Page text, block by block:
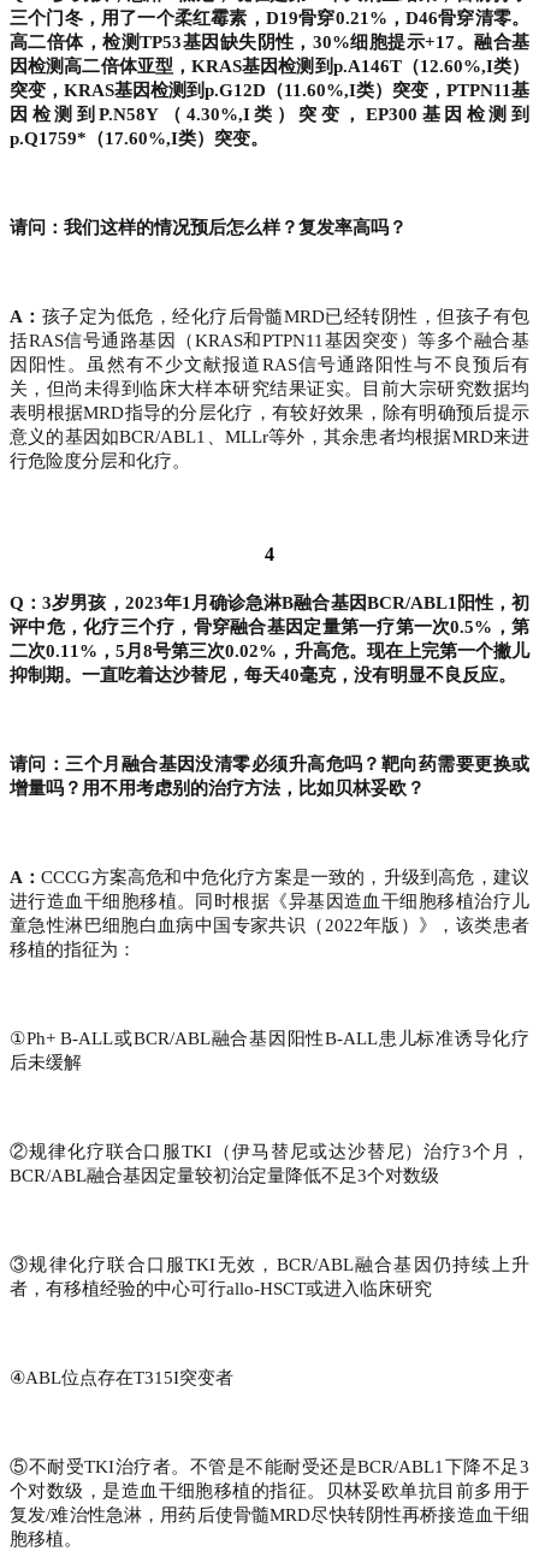
三个门冬，用了一个柔红霉素，D19骨穿0.21%，D46骨穿清零。
高二倍体，检测TP53基因缺失阴性，30%细胞提示+17。融合基
因检测高二倍体亚型，KRAS基因检测到p.A146T（12.60%,I类）
突变，KRAS基因检测到p.G12D（11.60%,I类）突变，PTPN11基
因检测到P.N58Y（4.30%,I类）突变，EP300基因检测到
p.Q1759*（17.60%,I类）突变。
请问：我们这样的情况预后怎么样？复发率高吗？
A： 孩子定为低危，经化疗后骨髓MRD已经转阴性，但孩子有包
括RAS信号通路基因（KRAS和PTPN11基因突变）等多个融合基
因阳性。虽然有不少文献报道RAS信号通路阳性与不良预后有
关，但尚未得到临床大样本研究结果证实。目前大宗研究数据均
表明根据MRD指导的分层化疗，有较好效果，除有明确预后提示
意义的基因如BCR/ABL1、MLLr等外，其余患者均根据MRD来进
行危险度分层和化疗。
4
Q：3岁男孩，2023年1月确诊急淋B融合基因BCR/ABL1阳性，初
评中危，化疗三个疗，骨穿融合基因定量第一疗第一次0.5%，第
二次0.11%，5月8号第三次0.02%，升高危。现在上完第一个撇儿
抑制期。一直吃着达沙替尼，每天40毫克，没有明显不良反应。
请问：三个月融合基因没清零必须升高危吗？靶向药需要更换或
增量吗？用不用考虑别的治疗方法，比如贝林妥欧？
A：CCCG方案高危和中危化疗方案是一致的，升级到高危，建议
进行造血干细胞移植。同时根据《异基因造血干细胞移植治疗儿
童急性淋巴细胞白血病中国专家共识（2022年版）》，该类患者
移植的指征为：
①Ph+ B-ALL或BCR/ABL融合基因阳性B-ALL患儿标准诱导化疗
后未缓解
②规律化疗联合口服TKI（伊马替尼或达沙替尼）治疗3个月，
BCR/ABL融合基因定量较初治定量降低不足3个对数级
③规律化疗联合口服TKI无效，BCR/ABL融合基因仍持续上升
者，有移植经验的中心可行allo-HSCT或进入临床研究
④ABL位点存在T315I突变者
⑤不耐受TKI治疗者。不管是不能耐受还是BCR/ABL1下降不足3
个对数级，是造血干细胞移植的指征。贝林妥欧单抗目前多用于
复发/难治性急淋，用药后使骨髓MRD尽快转阴性再桥接造血干细
胞移植。